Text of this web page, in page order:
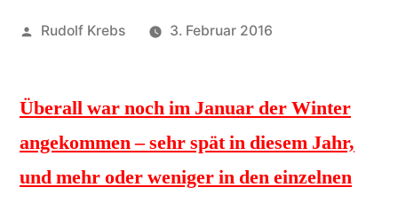
Veröffentlicht
Rudolf Krebs 3. Februar 2016
Überall war noch im Januar der Winter
angekommen – sehr spät in diesem Jahr,
und mehr oder weniger in den einzelnen